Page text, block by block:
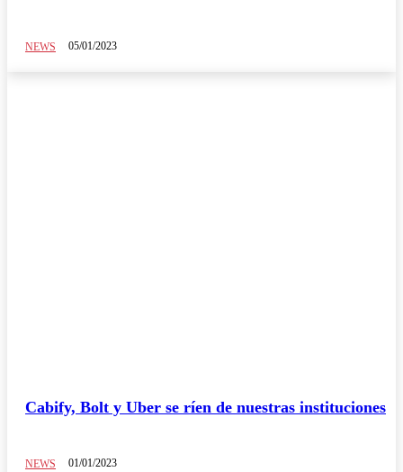
NEWS 05/01/2023
Cabify, Bolt y Uber se ríen de nuestras instituciones
NEWS 01/01/2023